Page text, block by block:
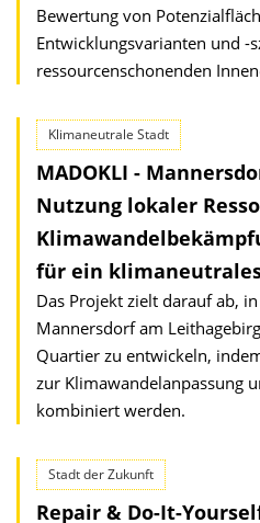
Bewertung von
Entwicklungsvarianten und -
ressourcenschonenden
Klimaneutrale Stadt
MADOKLI -
Nutzung lokaler
für ein
Das Projekt zielt darauf ab,
Mannersdorf am
Quartier zu entwickeln,
zur Klimawandelanpassung
kombiniert werden.
Stadt der Zukunft
Repair & Do-It-